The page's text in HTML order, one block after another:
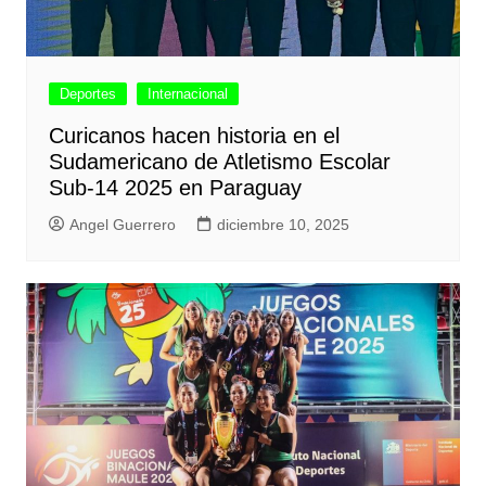
Deportes Internacional
Curicanos hacen historia en el
Sudamericano de Atletismo Escolar
Sub-14 2025 en Paraguay
Angel Guerrero diciembre 10, 2025